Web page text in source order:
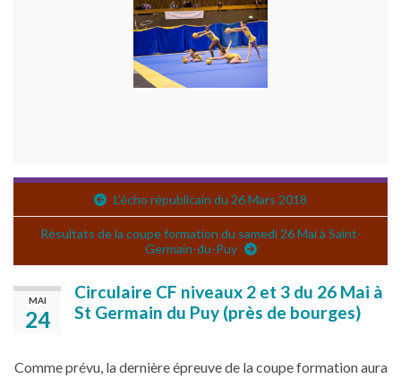
L’écho républicain du 26 Mars 2018
Résultats de la coupe formation du samedi 26 Mai à Saint-
Germain-du-Puy
MAI
24
Circulaire CF niveaux 2 et 3 du 26 Mai à
St Germain du Puy (près de bourges)
Comme prévu, la dernière épreuve de la coupe formation aura